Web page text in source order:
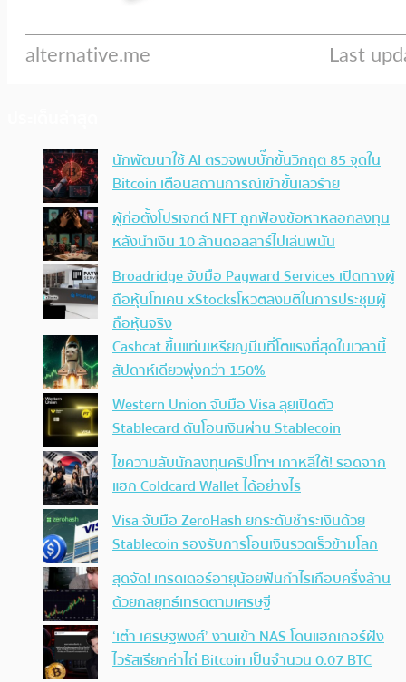
นักพัฒนาใช้ AI ตรวจพบบั๊กขั้นวิกฤต 85 จุดใน
Bitcoin เตือนสถานการณ์เข้าขั้นเลวร้าย
ผู้ก่อตั้งโปรเจกต์ NFT ถูกฟ้องข้อหาหลอกลงทุน
หลังนำเงิน 10 ล้านดอลลาร์ไปเล่นพนัน
Broadridge จับมือ Payward Services เปิดทางผู้
ถือหุ้นโทเคน xStocksโหวตลงมติในการประชุมผู้
ถือหุ้นจริง
Cashcat ขึ้นแท่นเหรียญมีมที่โตแรงที่สุดในเวลานี้
สัปดาห์เดียวพุ่งกว่า 150%
Western Union จับมือ Visa ลุยเปิดตัว
Stablecard ดันโอนเงินผ่าน Stablecoin
ไขความลับนักลงทุนคริปโทฯ เกาหลีใต้! รอดจาก
แฮก Coldcard Wallet ได้อย่างไร
Visa จับมือ ZeroHash ยกระดับชำระเงินด้วย
Stablecoin รองรับการโอนเงินรวดเร็วข้ามโลก
สุดจัด! เทรดเดอร์อายุน้อยฟันกำไรเกือบครึ่งล้าน
ด้วยกลยุทธ์เทรดตามเศรษฐี
‘เต๋า เศรษฐพงศ์’ งานเข้า NAS โดนแฮกเกอร์ฝัง
ไวรัสเรียกค่าไถ่ Bitcoin เป็นจำนวน 0.07 BTC